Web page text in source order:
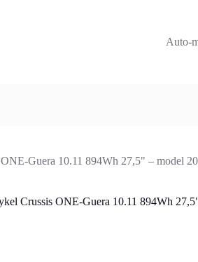
Auto-
Guera 10.11 894Wh 27,5" – model
Crussis ONE-Guera 10.11 894Wh